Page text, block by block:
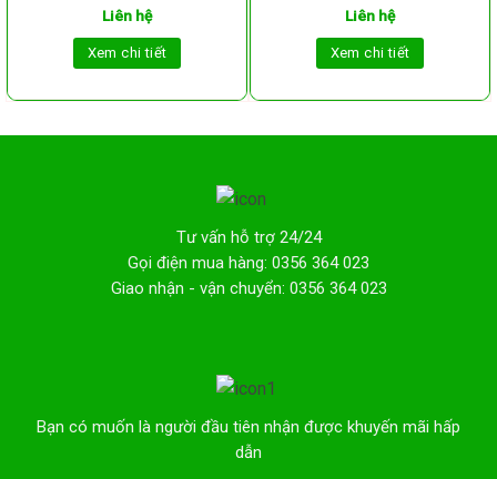
Liên hệ
Xem chi tiết
Liên hệ
Xem chi tiết
Tư vấn hỗ trợ 24/24
Gọi điện mua hàng: 0356 364 023
Giao nhận - vận chuyển: 0356 364 023
Bạn có muốn là người đầu tiên nhận được khuyến mãi hấp
dẫn